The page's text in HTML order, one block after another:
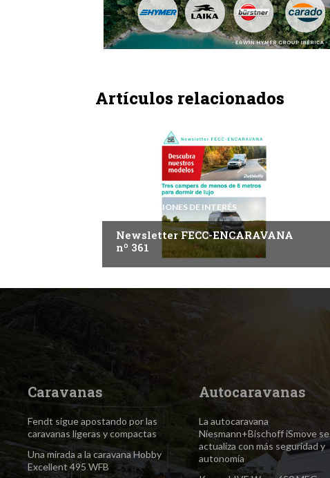
Artículos relacionados
INFORMACIONES DE INTERÉS
Newsletter FECC-ENCARAVANA
nº 361
Caravanas
Fendt sigue apostando por las
caravanas ligeras y compactas
Una mirada a la caravana Hobby
Excellent 495 WFB
Autocaravanas
La autocaravana
Niesmann+Bischoff iSmove se
actualiza con más seguridad y
autonomía